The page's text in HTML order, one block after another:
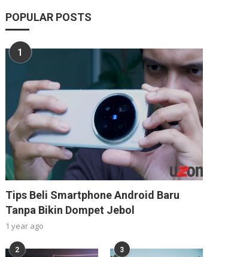
POPULAR POSTS
1
Tips Beli Smartphone Android Baru
Tanpa Bikin Dompet Jebol
1 year ago
2 3